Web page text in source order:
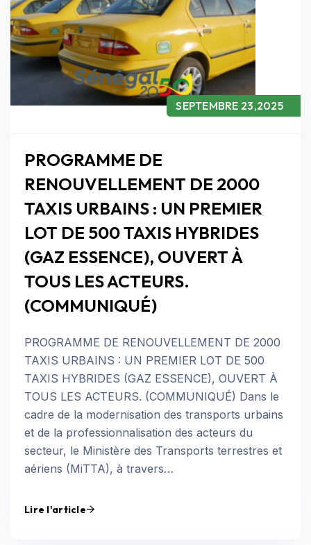
SEPTEMBRE 23,2025
PROGRAMME DE
RENOUVELLEMENT DE 2000
TAXIS URBAINS : UN PREMIER
LOT DE 500 TAXIS HYBRIDES
(GAZ ESSENCE), OUVERT À
TOUS LES ACTEURS.
(COMMUNIQUÉ)
PROGRAMME DE RENOUVELLEMENT DE 2000
TAXIS URBAINS : UN PREMIER LOT DE 500
TAXIS HYBRIDES (GAZ ESSENCE), OUVERT À
TOUS LES ACTEURS. (COMMUNIQUÉ) Dans le
cadre de la modernisation des transports urbains
et de la professionnalisation des acteurs du
secteur, le Ministère des Transports terrestres et
aériens (MiTTA), à travers…
Lire l'article